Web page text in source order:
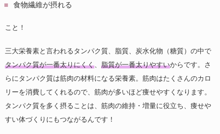
食物繊維が摂れる
こと！
三大栄養素と言われるタンパク質、脂質、炭水化物（糖質）の中で
タンパク質が一番太りにくく、 脂質が一番太りやすいからです。さ
らにタンパク質は筋肉の材料になる栄養素。筋肉はたくさんのカロ
リーを消費してくれるので、筋肉が多いほど痩せやすくなります。
タンパク質を多く摂ることは、筋肉の維持・増量に役立ち、痩せや
すい体づくりにもつながるんです！